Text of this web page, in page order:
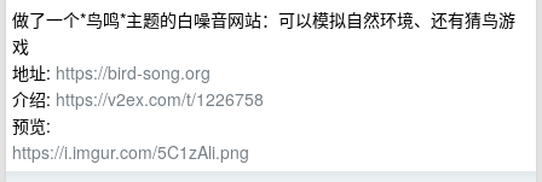
做了一个*鸟鸣*主题的白噪音网站：可以模拟自然环境、还有猜鸟游
戏
地址: https://bird-song.org
介绍: https://v2ex.com/t/1226758
预览:
https://i.imgur.com/5C1zAli.png